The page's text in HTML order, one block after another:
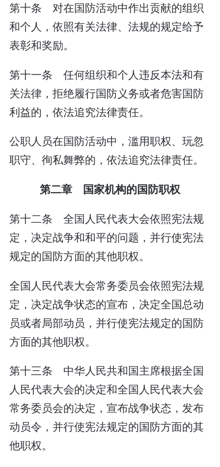
第十条 对在国防活动中作出贡献的组织
和个人，依照有关法律、法规的规定给予
表彰和奖励。
第十一条 任何组织和个人违反本法和有
关法律，拒绝履行国防义务或者危害国防
利益的，依法追究法律责任。
公职人员在国防活动中，滥用职权、玩忽
职守、徇私舞弊的，依法追究法律责任。
第二章 国家机构的国防职权
第十二条 全国人民代表大会依照宪法规
定，决定战争和和平的问题，并行使宪法
规定的国防方面的其他职权。
全国人民代表大会常务委员会依照宪法规
定，决定战争状态的宣布，决定全国总动
员或者局部动员，并行使宪法规定的国防
方面的其他职权。
第十三条 中华人民共和国主席根据全国
人民代表大会的决定和全国人民代表大会
常务委员会的决定，宣布战争状态，发布
动员令，并行使宪法规定的国防方面的其
他职权。